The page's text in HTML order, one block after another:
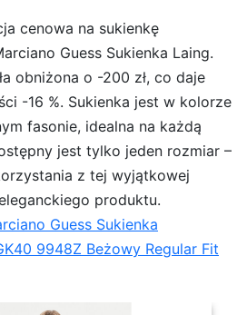
cenowa na sukienkę
Guess Sukienka Laing.
obniżona o -200 zł, co daje
-16 %. Sukienka jest w kolorze
fasonie, idealna na każdą
jest tylko jeden rozmiar –
z tej wyjątkowej
produktu.
Guess Sukienka
9948Z Beżowy Regular Fit